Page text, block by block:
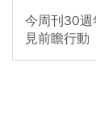
今周刊30週
見前瞻行動